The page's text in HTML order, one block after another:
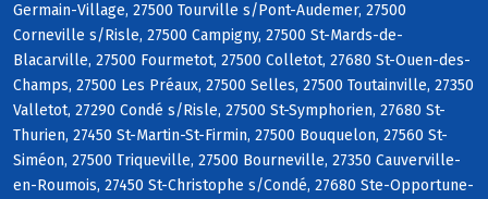
Germain-Village, 27500 Tourville s/Pont-Audemer, 27500
Corneville s/Risle, 27500 Campigny, 27500 St-Mards-de-
Blacarville, 27500 Fourmetot, 27500 Colletot, 27680 St-Ouen-des-
Champs, 27500 Les Préaux, 27500 Selles, 27500 Toutainville, 27350
Valletot, 27290 Condé s/Risle, 27500 St-Symphorien, 27680 St-
Thurien, 27450 St-Martin-St-Firmin, 27500 Bouquelon, 27560 St-
Siméon, 27500 Triqueville, 27500 Bourneville, 27350 Cauverville-
en-Roumois, 27450 St-Christophe s/Condé, 27680 Ste-Opportune-